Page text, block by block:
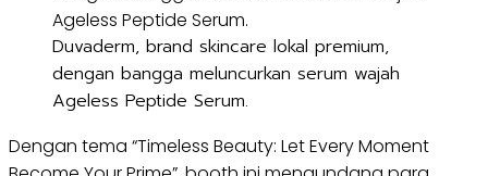
Duvaderm, brand skincare lokal premium,
dengan bangga meluncurkan serum wajah
Ageless Peptide Serum.
Dengan tema “Timeless Beauty: Let Every Moment